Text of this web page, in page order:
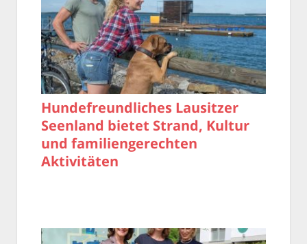
Hundefreundliches Lausitzer
Seenland bietet Strand, Kultur
und familiengerechten
Aktivitäten